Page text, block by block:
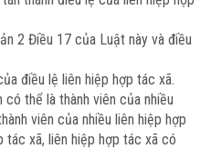
2 Điều 17 của Luật này và điều
điều lệ liên hiệp hợp tác xã.
có thể là thành viên của nhiều
viên của nhiều liên hiệp hợp
xã, liên hiệp hợp tác xã có